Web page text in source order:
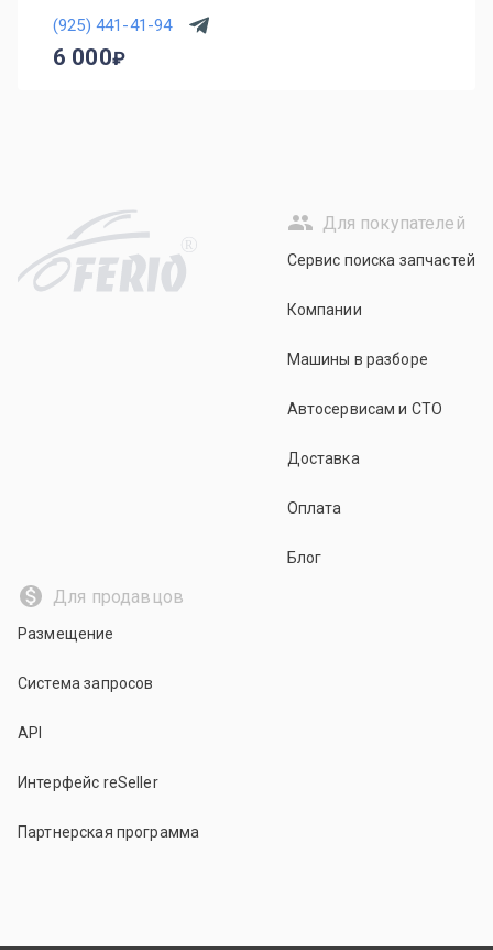
(925) 441-41-94
6 000
R
Для покупателей
Сервис поиска запчастей
Компании
Машины в разборе
Автосервисам и СТО
Доставка
Оплата
Блог
Для продавцов
Размещение
Система запросов
API
Интерфейс reSeller
Партнерская программа